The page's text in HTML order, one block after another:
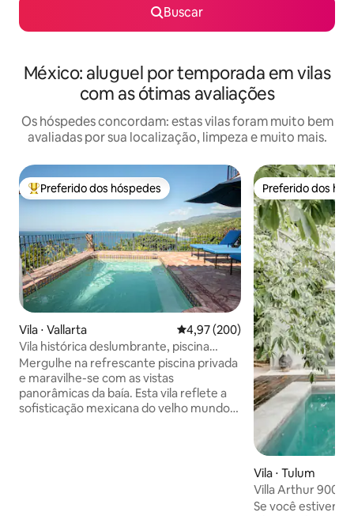
Buscar
México: aluguel por temporada em vilas
com as ótimas avaliações
Os hóspedes concordam: estas vilas foram muito bem
avaliadas por sua localização, limpeza e muito mais.
Entre os melhores preferidos dos hóspedes
Preferido dos hóspedes
Vila ⋅ Vallarta 4,97 de uma avaliação média de
4,97 (200)
Vila histórica deslumbrante, piscina
privativa e vista de 280°
Mergulhe na refrescante piscina privada
e maravilhe-se com as vistas
panorâmicas da baía. Esta vila reflete a
sofisticação mexicana do velho mundo
Preferido dos
Preferido dos
Vila ⋅ Tulum
Villa Arthur 900 · 11 hóspedes · Equipe
permanente
Se você estiver